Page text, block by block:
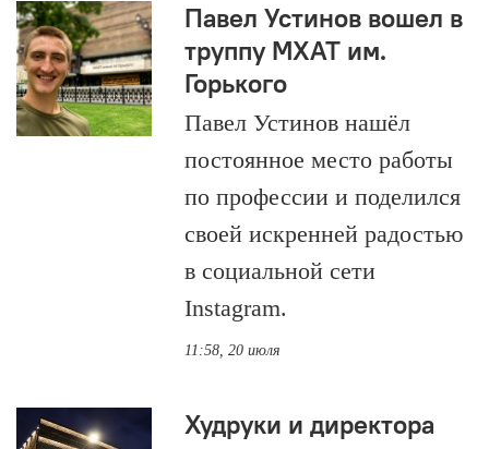
Павел Устинов вошел в
труппу МХАТ им.
Горького
Павел Устинов нашёл
постоянное место работы
по профессии и поделился
своей искренней радостью
в социальной сети
Instagram.
11:58, 20 июля
Худруки и директора